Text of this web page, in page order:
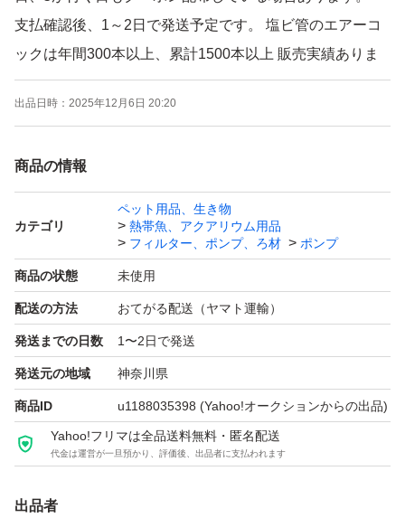
支払確認後、1～2日で発送予定です。 塩ビ管のエアーコ
ックは年間300本以上、累計1500本以上 販売実績ありま
す（4～30分岐管 合計で）。
取引について（4、5つ目の画像）をご確認の上、入札・
L型ホースと取外し可の結束バンド添付します。 エアーコ
ルですが ほぼ同等です）。 塩ビ管、ホースは部分的に印
字あります。
塩ビ管 外径 18mm。 エアーコック部は内径4mmのソフト
チューブ（エアーホース、エアーチューブ）で接続可能で
す。 サイズは画像3を参照ください。
エアーコックはネジ締めしています。 キャップと共に接
着はしていません。気になる場合は接着してください。
複数または他の分岐数をご希望の場合は質問欄から要望く
ださい。 可能であれば作成して出品します。
出品日時： 2025年12月6日 20:20
商品の情報
カテゴリ
ペット用品、生き物
熱帯魚、アクアリウム用品
フィルター、ポンプ、ろ材
ポンプ
商品の状態 未使用
配送の方法 おてがる配送（ヤマト運輸）
発送までの日数 1〜2日で発送
発送元の地域 神奈川県
商品ID u1188035398 (Yahoo!オークションからの出品)
Yahoo!フリマは全品送料無料・匿名配送
代金は運営が一旦預かり、評価後、出品者に支払われます
出品者